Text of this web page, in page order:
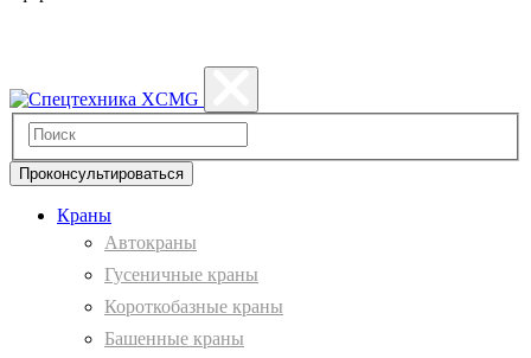
Проконсультироваться
Краны
Автокраны
Гусеничные краны
Короткобазные краны
Башенные краны